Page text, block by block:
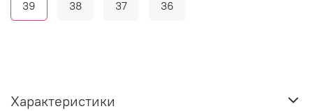
39 38 37 36
Характеристики